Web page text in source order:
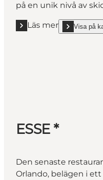
på en unik nivå av
Läs mer
Läs mer " Domæne,
Visa på
show
ESSE *
Den senaste
Orlando, belägen i ett